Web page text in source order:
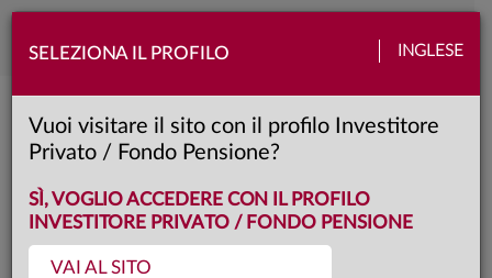
SELEZIONA IL PROFILO INGLESE
Vuoi visitare il sito con il profilo Investitore
Privato / Fondo Pensione?
SÌ, VOGLIO ACCEDERE CON IL PROFILO
INVESTITORE PRIVATO / FONDO PENSIONE
VAI AL SITO
Toggle
Anima Valore 2026
Classe: unica